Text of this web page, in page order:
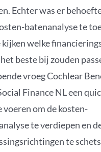
Echter was er
batenanalyse te
kijken welke
beste bij zouden
vroeg Cochlear
Finance NL een
voeren om de kosten-
te verdiepen en
te